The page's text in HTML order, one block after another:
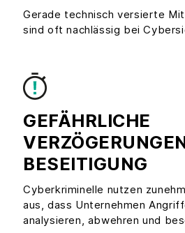
Gerade technisch versierte
sind oft nachlässig bei
GEFÄHRLICHE
BESEITIGUNG
Cyberkriminelle nutzen
aus, dass Unternehmen
analysieren, abwehren und